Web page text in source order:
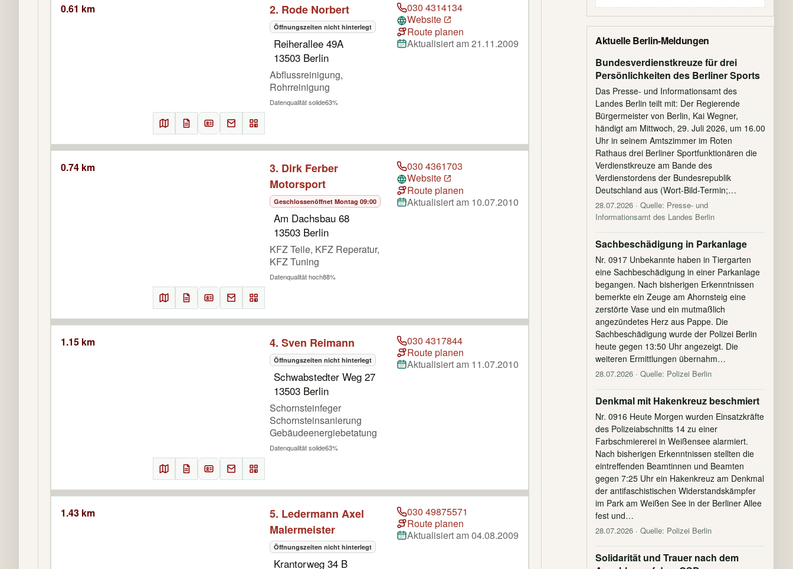
Aktuelle Berlin-Meldungen
Bundesverdienstkreuze für drei
Persönlichkeiten des Berliner Sports
Das Presse- und Informationsamt des
Landes Berlin teilt mit: Der Regierende
Bürgermeister von Berlin, Kai Wegner,
händigt am Mittwoch, 29. Juli 2026, um 16.00
Uhr in seinem Amtszimmer im Roten
Rathaus drei Berliner Sportfunktionären die
Verdienstkreuze am Bande des
Verdienstordens der Bundesrepublik
Deutschland aus (Wort-Bild-Termin;…
28.07.2026 · Quelle: Presse- und
Informationsamt des Landes Berlin
Sachbeschädigung in Parkanlage
Nr. 0917 Unbekannte haben in Tiergarten
eine Sachbeschädigung in einer Parkanlage
begangen. Nach bisherigen Erkenntnissen
bemerkte ein Zeuge am Ahornsteig eine
zerstörte Vase und ein mutmaßlich
angezündetes Herz aus Pappe. Die
Sachbeschädigung wurde der Polizei Berlin
heute gegen 13:50 Uhr angezeigt. Die
weiteren Ermittlungen übernahm…
28.07.2026 · Quelle: Polizei Berlin
Denkmal mit Hakenkreuz beschmiert
Nr. 0916 Heute Morgen wurden Einsatzkräfte
des Polizeiabschnitts 14 zu einer
Farbschmiererei in Weißensee alarmiert.
Nach bisherigen Erkenntnissen stellten die
eintreffenden Beamtinnen und Beamten
gegen 7:25 Uhr ein Hakenkreuz am Denkmal
der antifaschistischen Widerstandskämpfer
im Park am Weißen See in der Berliner Allee
fest und…
28.07.2026 · Quelle: Polizei Berlin
Solidarität und Trauer nach dem
0.61 km 2. Rode Norbert
Öffnungszeiten nicht hinterlegt
Reiherallee 49A
13503 Berlin
Abflussreinigung,
Rohrreinigung
Datenqualität solide63%
030 4314134
Website
Route planen
Aktualisiert am 21.11.2009
0.74 km
3. Dirk Ferber
Motorsport
Geschlossenöffnet Montag 09:00
Am Dachsbau 68
13503 Berlin
KFZ Teile, KFZ Reperatur,
KFZ Tuning
Datenqualität hoch88%
030 4361703
Website
Route planen
Aktualisiert am 10.07.2010
1.15 km 4. Sven Reimann
Öffnungszeiten nicht hinterlegt
Schwabstedter Weg 27
13503 Berlin
Schornsteinfeger
Schornsteinsanierung
Gebäudeenergiebetatung
Datenqualität solide63%
030 4317844
Route planen
Aktualisiert am 11.07.2010
1.43 km
5. Ledermann Axel
Malermeister
Öffnungszeiten nicht hinterlegt
Krantorweg 34 B
030 49875571
Route planen
Aktualisiert am 04.08.2009